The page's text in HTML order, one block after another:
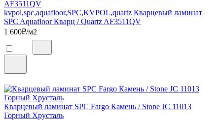
kvpol,spc,aquafloor,SPC,KVPOL,quartz Кварцевый ламинат
SPC Aquafloor Кварц / Quartz AF3511QV
1 600₽/м2
Кварцевый ламинат SPC Fargo Камень / Stone JC 11013
Горный Хрусталь